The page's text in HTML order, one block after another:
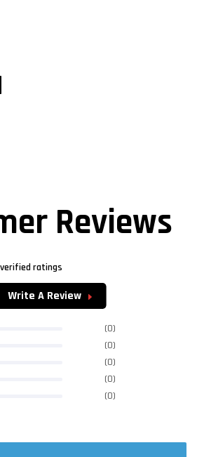
Reviews
ratings
Write A Review
(0)
(0)
(0)
(0)
(0)